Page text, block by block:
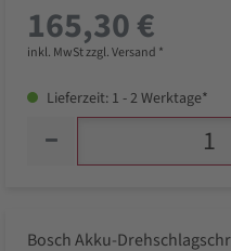
165,30 €
inkl. MwSt zzgl. Versand *
Lieferzeit: 1 - 2 Werktage*
Bosch Akku-